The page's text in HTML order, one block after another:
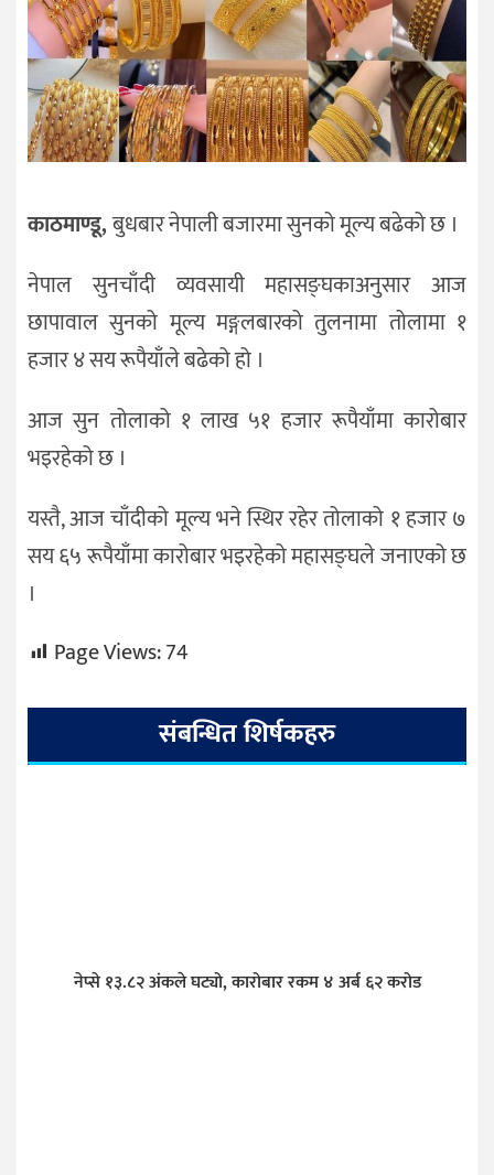
जीवनशैली
दर्शन
/
संस्कृति
विचार
देश
काठमाण्डू,बुधबार नेपाली बजारमा सुनको मूल्य बढेको छ ।
नेपाल सुनचाँदी व्यवसायी महासङ्घकाअनुसार आज
छापावाल सुनको मूल्य मङ्गलबारको तुलनामा तोलामा १
हजार ४ सय रूपैयाँले बढेको हो ।
आज सुन तोलाको १ लाख ५१ हजार रूपैयाँमा कारोबार
भइरहेको छ ।
यस्तै, आज चाँदीको मूल्य भने स्थिर रहेर तोलाको १ हजार ७
सय ६५ रूपैयाँमा कारोबार भइरहेको महासङ्घले जनाएको छ
।
Page Views:74
संबन्धित शिर्षकहरु
नेप्से १३.८२ अंकले घट्यो, कारोबार रकम ४ अर्ब ६२ करोड